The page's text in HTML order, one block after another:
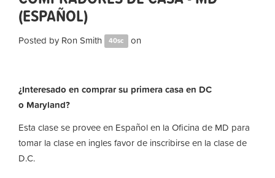
(ESPAÑOL)
Posted by Ron Smith 40sc on
¿Interesado en comprar su primera casa en DC
o Maryland?
Esta clase se provee en Español en la Oficina de MD para
tomar la clase en ingles favor de inscribirse en la clase de
D.C.